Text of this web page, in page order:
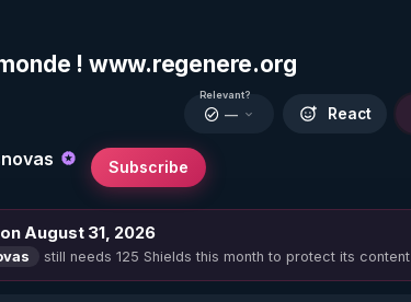
! www.regenere.org
Subscribe
Relevant?
— React
August 31, 2026
still needs 125 Shields this month to protect its content